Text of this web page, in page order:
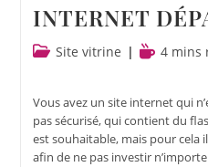
INTERNET
Site vitrine 4 mins
Vous avez un site internet qui
pas sécurisé, qui contient du
est souhaitable, mais pour cela
afin de ne pas investir